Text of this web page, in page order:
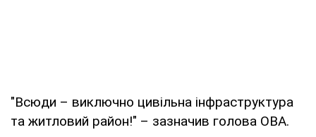
"Всюди – виключно цивільна інфраструктура
та житловий район!" – зазначив голова ОВА.